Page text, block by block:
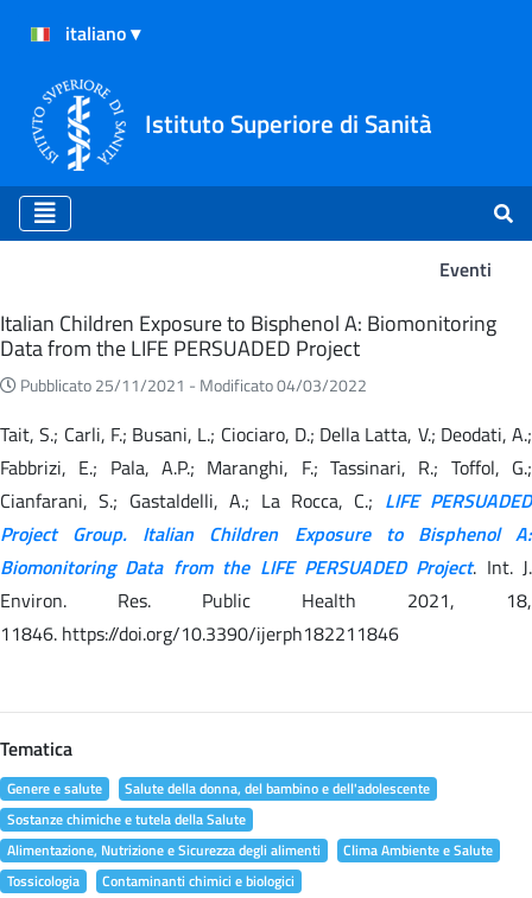
Istituto Superiore di Sanità
Eventi
Eventi
Italian Children Exposure to Bisphenol A: Biomonitoring
Data from the LIFE PERSUADED Project
Pubblicato 25/11/2021 - Modificato 04/03/2022
Tait, S.; Carli, F.; Busani, L.; Ciociaro, D.; Della Latta, V.; Deodati, A.;
Fabbrizi, E.; Pala, A.P.; Maranghi, F.; Tassinari, R.; Toffol, G.;
Cianfarani, S.; Gastaldelli, A.; La Rocca, C.; LIFE PERSUADED
Project Group. Italian Children Exposure to Bisphenol A:
Biomonitoring Data from the LIFE PERSUADED Project. Int. J.
Environ. Res. Public Health 2021, 18,
11846. https://doi.org/10.3390/ijerph182211846
Tematica
Genere e salute
Salute della donna, del bambino e dell'adolescente
Sostanze chimiche e tutela della Salute
Alimentazione, Nutrizione e Sicurezza degli alimenti
Clima Ambiente e Salute
Tossicologia
Contaminanti chimici e biologici